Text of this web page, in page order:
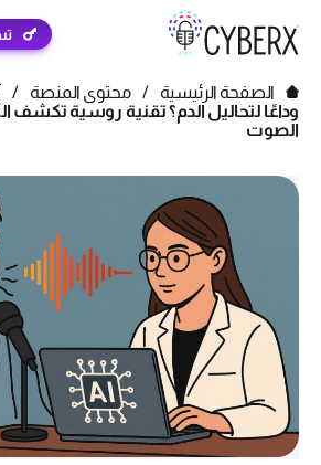
الصفحة الرئيسية / محتوى المنصة /
وداعًا لتحاليل الدم؟ تقنية روسية تكشف
الصوت